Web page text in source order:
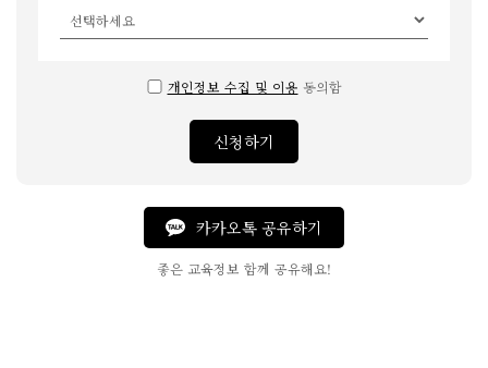
개인정보 수집 및 이용 동의함
신청하기
카카오톡 공유하기
좋은 교육정보 함께 공유해요!